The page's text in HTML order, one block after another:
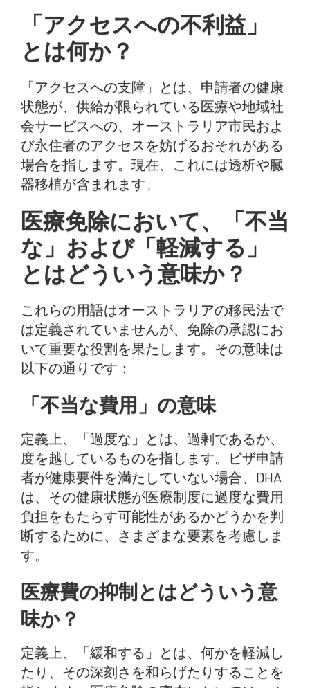
「アクセスへの不利益」
とは何か？
「アクセスへの支障」とは、申請者の健康
状態が、供給が限られている医療や地域社
会サービスへの、オーストラリア市民およ
び永住者のアクセスを妨げるおそれがある
場合を指します。現在、これには透析や臓
器移植が含まれます。
医療免除において、「不当
な」および「軽減する」
とはどういう意味か？
これらの用語はオーストラリアの移民法で
は定義されていませんが、免除の承認にお
いて重要な役割を果たします。その意味は
以下の通りです：
「不当な費用」の意味
定義上、「過度な」とは、過剰であるか、
度を越しているものを指します。ビザ申請
者が健康要件を満たしていない場合、DHA
は、その健康状態が医療制度に過度な費用
負担をもたらす可能性があるかどうかを判
断するために、さまざまな要素を考慮しま
す。
医療費の抑制とはどういう意
味か？
定義上、「緩和する」とは、何かを軽減し
たり、その深刻さを和らげたりすることを